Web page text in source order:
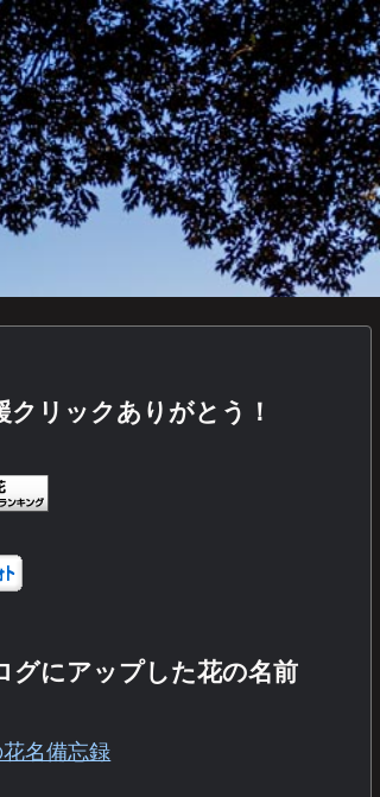
クリックありがとう！
グにアップした花の名前
名備忘録